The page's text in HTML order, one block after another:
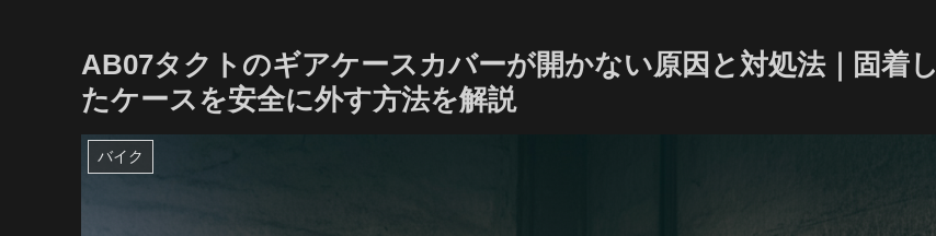
AB07タクトのギアケースカバーが開かない原因と対処法｜固着し
たケースを安全に外す方法を解説
バイク